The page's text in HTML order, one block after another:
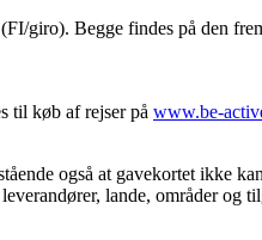
giro). Begge findes på den
til køb af rejser på www.be-
også at gavekortet ikke
lande, områder og